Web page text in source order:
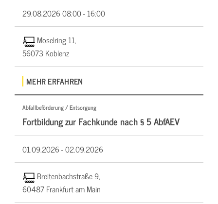
29.08.202608:00 - 16:00
Moselring 11,
56073 Koblenz
MEHR ERFAHREN
Abfallbeförderung / Entsorgung
Fortbildung zur Fachkunde nach § 5 AbfAEV
01.09.2026 -02.09.2026
Breitenbachstraße 9,
60487 Frankfurt am Main